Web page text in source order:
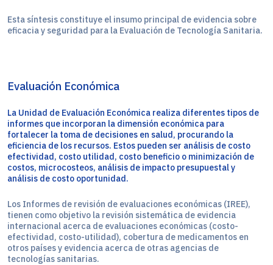
Esta síntesis constituye el insumo principal de evidencia sobre
eficacia y seguridad para la Evaluación de Tecnología Sanitaria.
Evaluación Económica
La Unidad de Evaluación Económica realiza diferentes tipos de
informes que incorporan la dimensión económica para
fortalecer la toma de decisiones en salud, procurando la
eficiencia de los recursos. Estos pueden ser análisis de costo
efectividad, costo utilidad, costo beneficio o minimización de
costos, microcosteos, análisis de impacto presupuestal y
análisis de costo oportunidad.
Los Informes de revisión de evaluaciones económicas (IREE),
tienen como objetivo la revisión sistemática de evidencia
internacional acerca de evaluaciones económicas (costo-
efectividad, costo-utilidad), cobertura de medicamentos en
otros países y evidencia acerca de otras agencias de
tecnologías sanitarias.